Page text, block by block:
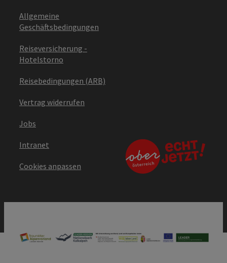
Allgemeine
Geschäftsbedingungen
Reiseversicherung -
Hotelstorno
Reisebedingungen (ARB)
Vertrag widerrufen
Jobs
Intranet
Cookies anpassen